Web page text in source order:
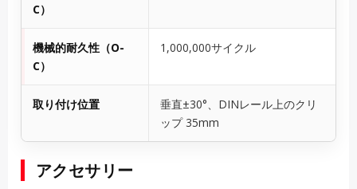
C）
機械的耐久性（O-
C）
1,000,000サイクル
取り付け位置
垂直±30°、DINレール上のクリ
ップ 35mm
アクセサリー